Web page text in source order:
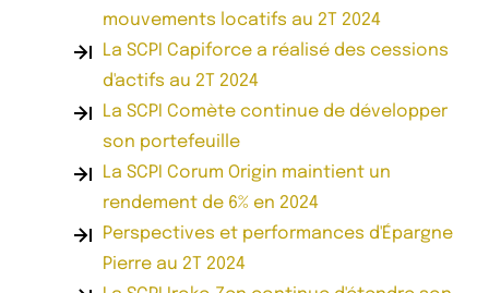
mouvements locatifs au 2T 2024
La SCPI Capiforce a réalisé des cessions
d'actifs au 2T 2024
La SCPI Comète continue de développer
son portefeuille
La SCPI Corum Origin maintient un
rendement de 6% en 2024
Perspectives et performances d'Épargne
Pierre au 2T 2024